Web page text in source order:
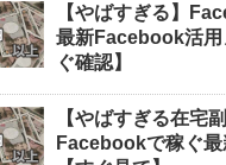
【やばすぎる】
最新Facebook活用
ぐ確認】
【やばすぎる在宅副
Facebookで稼ぐ最